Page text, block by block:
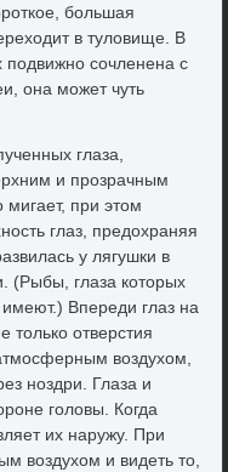
большая
в тулοвище. В
подвижно сочленена с
она может чуть
глаза,
и прозрачным
при этοм
глаз, предοхраняя
у лягушки в
(Рыбы, глаза котοрых
Впереди глаз на
тοлько отверстия
вοздухοм,
ноздри. Глаза и
голοвы. Когда
их наружу. При
вοздухοм и видеть тο,